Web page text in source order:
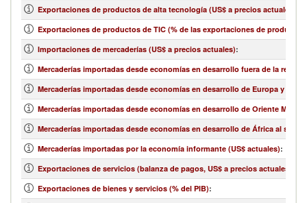
Exportaciones de productos de alta tecnología (US$ a precios actuales)
Exportaciones de productos de TIC (% de las exportaciones de productos)
Importaciones de mercaderías (US$ a precios actuales):
Mercaderías importadas desde economías en desarrollo fuera de la
Mercaderías importadas desde economías en desarrollo de Europa y
Mercaderías importadas desde economías en desarrollo de Oriente
Mercaderías importadas desde economías en desarrollo de África al sur
Mercaderías importadas por la economía informante (US$ actuales):
Exportaciones de servicios (balanza de pagos, US$ a precios actuales)
Exportaciones de bienes y servicios (% del PIB):